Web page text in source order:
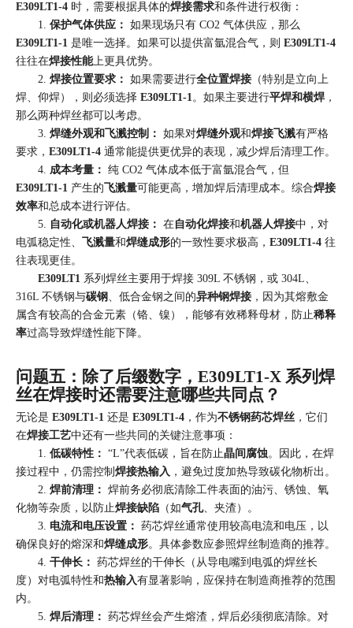
E309LT1-4 时，需要根据具体的焊接需求和条件进行权衡：
1. 保护气体供应： 如果现场只有 CO2 气体供应，那么
E309LT1-1 是唯一选择。如果可以提供富氩混合气，则 E309LT1-4
往往在焊接性能上更具优势。
2. 焊接位置要求： 如果需要进行全位置焊接 （特别是立向上
焊、仰焊），则必须选择 E309LT1-1。如果主要进行平焊和横焊，
那么两种焊丝都可以考虑。
3. 焊缝外观和飞溅控制： 如果对焊缝外观和焊接飞溅有严格
要求， E309LT1-4 通常能提供更优异的表现，减少焊后清理工作。
4. 成本考量： 纯 CO2 气体成本低于富氩混合气，但
E309LT1-1 产生的 飞溅量可能更高，增加焊后清理成本。综合焊接
效率和总成本进行评估。
5. 自动化或机器人焊接： 在自动化焊接和机器人焊接中，对
电弧稳定性、
飞溅量和焊缝成形的一致性要求极高， E309LT1-4 往
往表现更佳。
E309LT1 系列焊丝主要用于焊接 309L 不锈钢，或 304L、
316L 不锈钢与碳钢 、低合金钢之间的异种钢焊接 ，因为其熔敷金
属含有较高的合金元素（铬、镍），能够有效稀释母材，防止稀释
率过高导致焊缝性能下降。
问题五：除了后缀数字，E309LT1-X 系列焊
丝在焊接时还需要注意哪些共同点？
无论是 E309LT1-1 还是 E309LT1-4 ，作为不锈钢药芯焊丝 ，它们
在焊接工艺中还有一些共同的关键注意事项：
1. 低碳特性： “L”代表低碳，旨在防止晶间腐蚀。因此，在焊
接过程中，仍需控制 焊接热输入 ，避免过度加热导致碳化物析出。
2. 焊前清理： 焊前务必彻底清除工件表面的油污、锈蚀、氧
化物等杂质，以防止焊接缺陷 （如气孔、夹渣）。
3. 电流和电压设置： 药芯焊丝通常使用较高电流和电压，以
确保良好的熔深和焊缝成形。具体参数应参照焊丝制造商的推荐。
4. 干伸长： 药芯焊丝的干伸长（从导电嘴到电弧的焊丝长
度）对电弧特性和热输入有显著影响，应保持在制造商推荐的范围
内。
5. 焊后清理： 药芯焊丝会产生熔渣，焊后必须彻底清除。对